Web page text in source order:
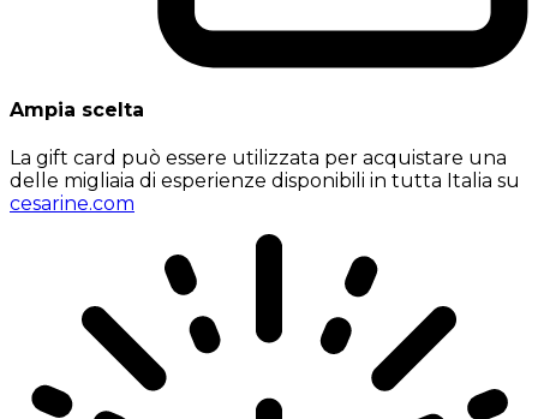
Ampia scelta
La gift card può essere utilizzata per acquistare una
delle migliaia di esperienze disponibili in tutta Italia su
cesarine.com